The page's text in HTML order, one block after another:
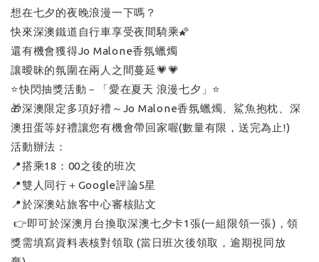
想在七夕的夜晚浪漫一下嗎？
快來深澳鐵道自行車享受夜間騎乘🌠
還有機會獲得Jo Malone香氛蠟燭
讓曖昧的氛圍在兩人之間蔓延💗💗
⭐️快閃抽獎活動－「愛在夏天 浪漫七夕」⭐️
🎁深澳限定多項好禮～Jo Malone香氛蠟燭、鯊魚抱枕、深
澳扭蛋等好禮讓您有機會帶回家喔(數量有限，送完為止!)
活動辦法：
📍搭乘18：00之後的班次
📍雙人同行＋Google評論5星
📍於深澳站旅客中心審核貼文
👉即可於深澳月台換取深澳七夕卡1張(一組限領一張)，領
獎需填寫資料表核對領取 (當日班次後領取，逾期視同放